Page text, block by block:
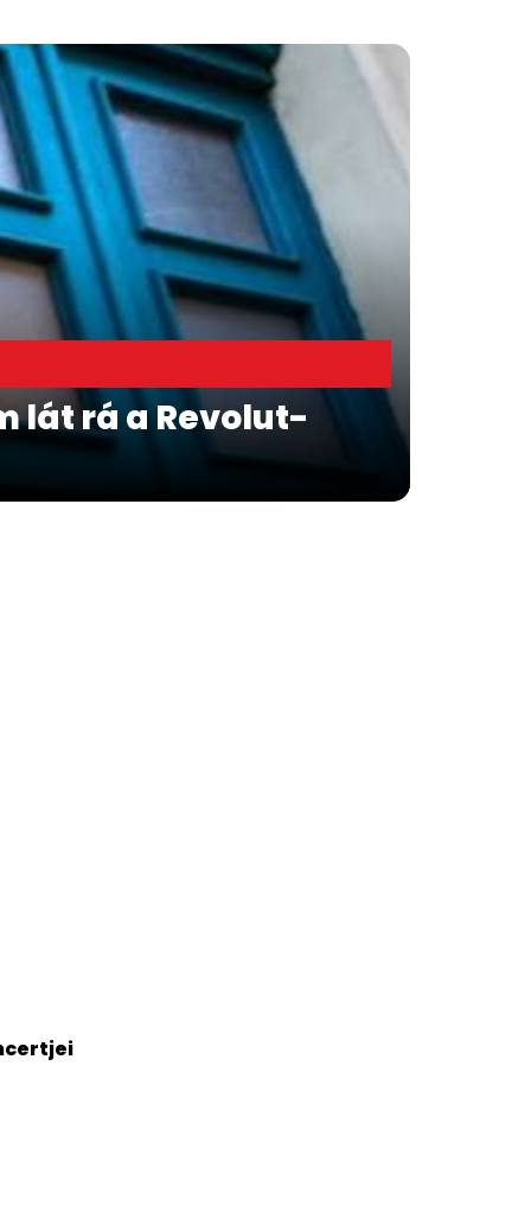
lát rá a Revolut-